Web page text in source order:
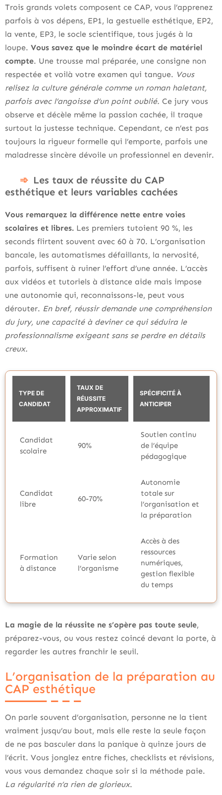
Trois grands volets composent ce CAP, vous l’apprenez
parfois à vos dépens, EP1, la gestuelle esthétique, EP2,
la vente, EP3, le socle scientifique, tous jugés à la
loupe. Vous savez que le moindre écart de matériel
compte. Une trousse mal préparée, une consigne non
respectée et voilà votre examen qui tangue. Vous
relisez la culture générale comme un roman haletant,
parfois avec l’angoisse d’un point oublié. Ce jury vous
observe et décèle même la passion cachée, il traque
surtout la justesse technique. Cependant, ce n’est pas
toujours la rigueur formelle qui l’emporte, parfois une
maladresse sincère dévoile un professionnel en devenir.
Les taux de réussite du CAP
esthétique et leurs variables cachées
Vous remarquez la différence nette entre voies
scolaires et libres. Les premiers tutoient 90 %, les
seconds flirtent souvent avec 60 à 70. L’organisation
bancale, les automatismes défaillants, la nervosité,
parfois, suffisent à ruiner l’effort d’une année. L’accès
aux vidéos et tutoriels à distance aide mais impose
une autonomie qui, reconnaissons-le, peut vous
dérouter. En bref, réussir demande une compréhension
du jury, une capacité à deviner ce qui séduira le
professionnalisme exigeant sans se perdre en détails
creux.
TYPE DE
CANDIDAT
TAUX DE
RÉUSSITE
APPROXIMATIF
SPÉCIFICITÉ À
ANTICIPER
Candidat
scolaire
90%
Soutien continu
de l’équipe
pédagogique
Candidat
libre
60-70%
Autonomie
totale sur
l’organisation et
la préparation
Formation
à distance
Varie selon
l’organisme
Accès à des
ressources
numériques,
gestion flexible
du temps
La magie de la réussite ne s’opère pas toute seule,
préparez-vous, ou vous restez coincé devant la porte, à
regarder les autres franchir le seuil.
L’organisation de la préparation au
CAP esthétique
On parle souvent d’organisation, personne ne la tient
vraiment jusqu’au bout, mais elle reste la seule façon
de ne pas basculer dans la panique à quinze jours de
l’écrit. Vous jonglez entre fiches, checklists et révisions,
vous vous demandez chaque soir si la méthode paie.
La régularité n’a rien de glorieux.